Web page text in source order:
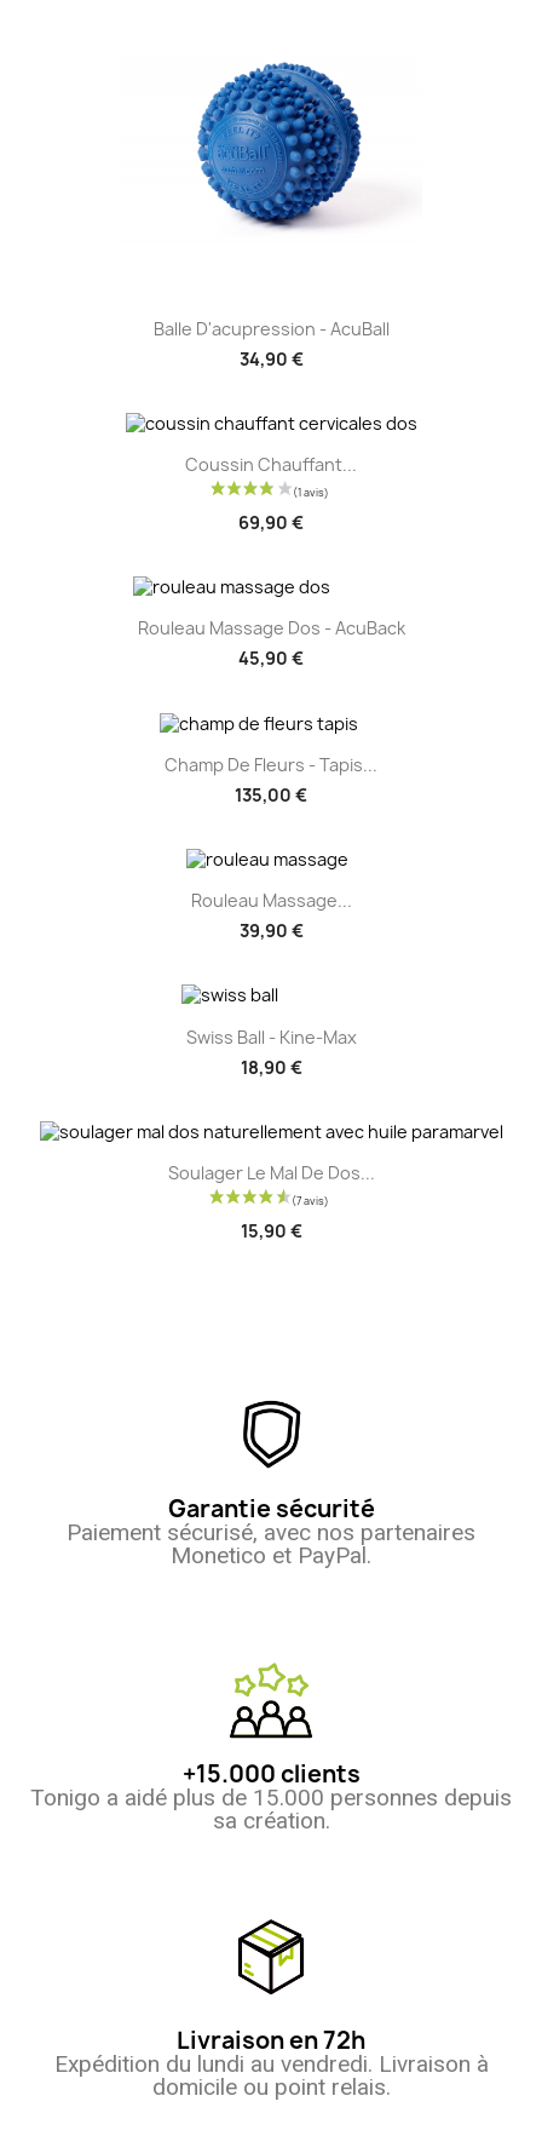
Balle D'acupression - AcuBall
34,90 €
Coussin Chauffant...
69,90 €
Rouleau Massage Dos - AcuBack
45,90 €
Champ De Fleurs - Tapis...
135,00 €
Rouleau Massage...
39,90 €
Swiss Ball - Kine-Max
18,90 €
Soulager Le Mal De Dos...
15,90 €
Garantie sécurité
Paiement sécurisé, avec nos partenaires
Monetico et PayPal.
+15.000 clients
Tonigo a aidé plus de 15.000 personnes depuis
sa création.
Livraison en 72h
Expédition du lundi au vendredi. Livraison à
domicile ou point relais.